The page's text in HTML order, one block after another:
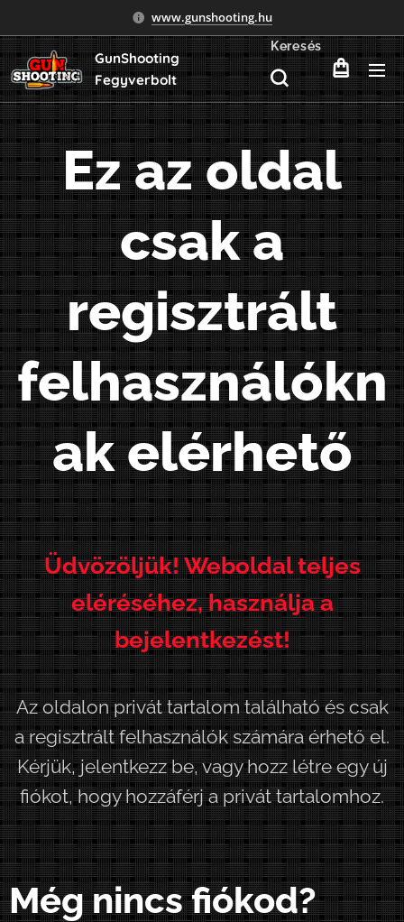
www.gunshooting.hu
GunShooting
Fegyverbolt
Keresés
Ez az oldal
csak a
regisztrált
felhasználókn
ak elérhető
Üdvözöljük! Weboldal teljes
eléréséhez, használja a
bejelentkezést!
Az oldalon privát tartalom található és csak
a regisztrált felhasználók számára érhető el.
Kérjük, jelentkezz be, vagy hozz létre egy új
fiókot, hogy hozzáférj a privát tartalomhoz.
Még nincs fiókod?